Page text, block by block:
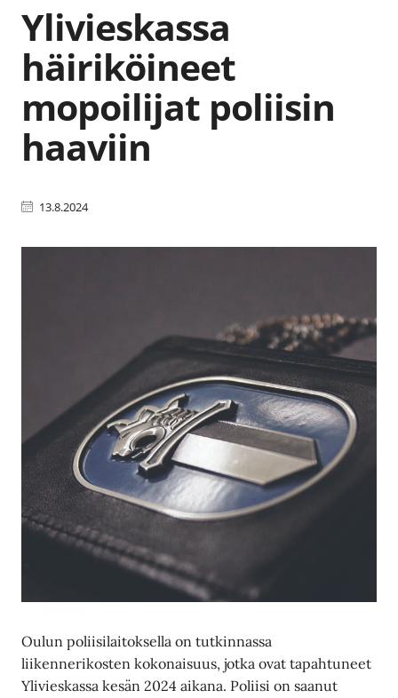
Ylivieskassa
häiriköineet
mopoilijat poliisin
haaviin
13.8.2024
Oulun poliisilaitoksella on tutkinnassa
liikennerikosten kokonaisuus, jotka ovat tapahtuneet
Ylivieskassa kesän 2024 aikana. Poliisi on saanut